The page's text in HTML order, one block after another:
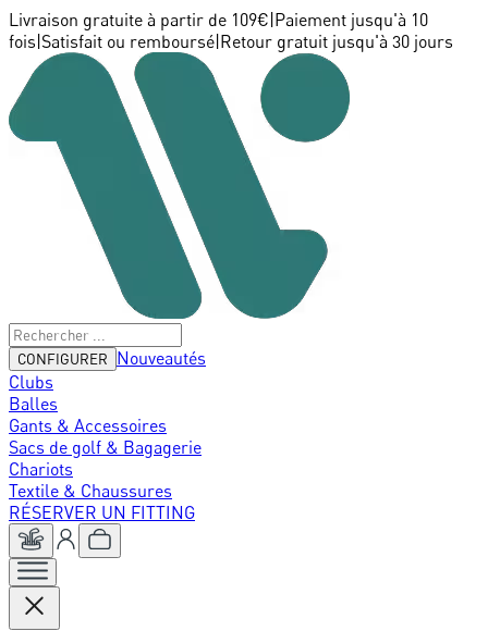
Livraison gratuite à partir de 109€ Paiement jusqu'à 10
fois Satisfait ou remboursé Retour gratuit jusqu'à 30 jours
CONFIGURER
Nouveautés
Clubs
Balles
Gants & Accessoires
Sacs de golf & Bagagerie
Chariots
Textile & Chaussures
RÉSERVER UN FITTING